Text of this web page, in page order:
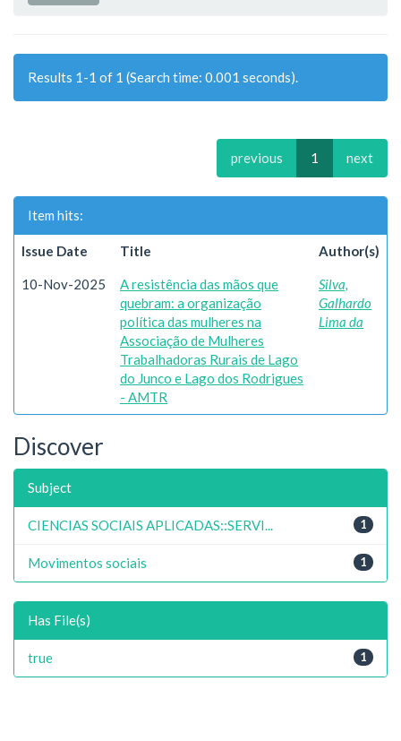
Results 1-1 of 1 (Search time: 0.001 seconds).
previous 1 next
Item hits:
Issue Date Title Author(s)
10-Nov-2025
A resistência das mãos que
quebram: a organização
política das mulheres na
Associação de Mulheres
Trabalhadoras Rurais de Lago
do Junco e Lago dos Rodrigues
- AMTR
Silva,
Galhardo
Lima da
Discover
Subject
1
CIENCIAS SOCIAIS APLICADAS::SERVI...
1
Movimentos sociais
Has File(s)
1
true